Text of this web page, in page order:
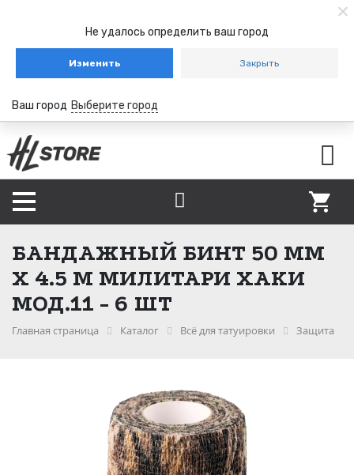
Не удалось определить ваш город
Изменить Закрыть
Ваш город Выберите город
БАНДАЖНЫЙ БИНТ 50 ММ
Х 4.5 М МИЛИТАРИ ХАКИ
МОД.11 - 6 ШТ
Главная страница Каталог Всё для татуировки Защита